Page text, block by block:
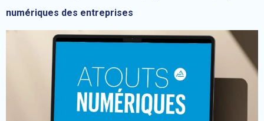
numériques des entreprises